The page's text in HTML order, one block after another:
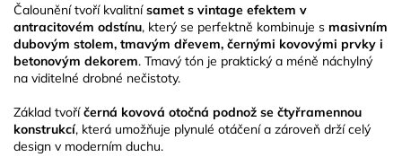
Čalounění tvoří kvalitnísamet s vintage efektem v
antracitovém odstínu, který se perfektně kombinuje s masivním
dubovým stolem, tmavým dřevem, černými kovovými prvky i
betonovým dekorem. Tmavý tón je praktický a méně náchylný
na viditelné drobné nečistoty.
Základ tvoříčerná kovová otočná podnož se čtyřramennou
konstrukcí, která umožňuje plynulé otáčení a zároveň drží celý
design v moderním duchu.